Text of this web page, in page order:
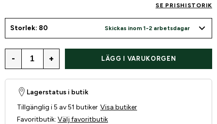
SE PRISHISTORIK
Storlek: 80 Skickas inom 1-2 arbetsdagar
- + LÄGG I VARUKORGEN
Lagerstatus i butik
Tillgänglig i 5 av 51 butiker Visa butiker
Favoritbutik: Välj favoritbutik